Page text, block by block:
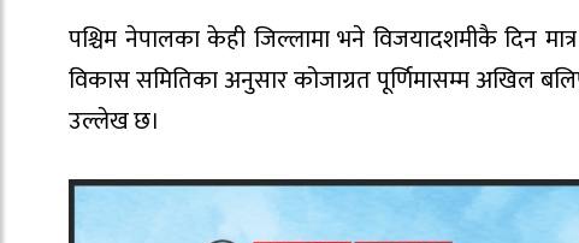
पश्चिम नेपालका केही जिल्लामा भने विजयादशमीकै दिन मात्र
विकास समितिका अनुसार कोजाग्रत पूर्णिमासम्म अखिल
उल्लेख छ।